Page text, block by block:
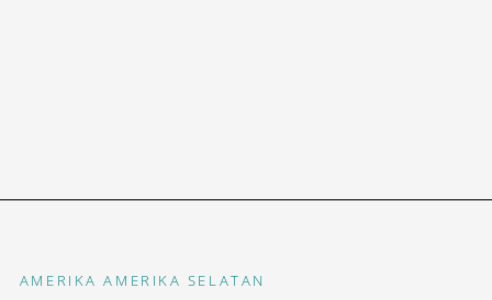
AMERIKA AMERIKA SELATAN